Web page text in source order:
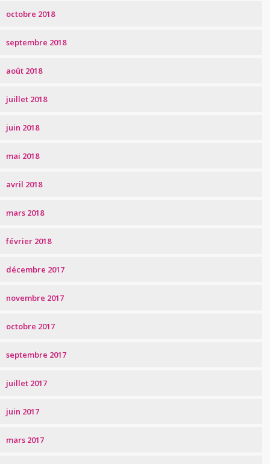
octobre 2018
septembre 2018
août 2018
juillet 2018
juin 2018
mai 2018
avril 2018
mars 2018
février 2018
décembre 2017
novembre 2017
octobre 2017
septembre 2017
juillet 2017
juin 2017
mars 2017